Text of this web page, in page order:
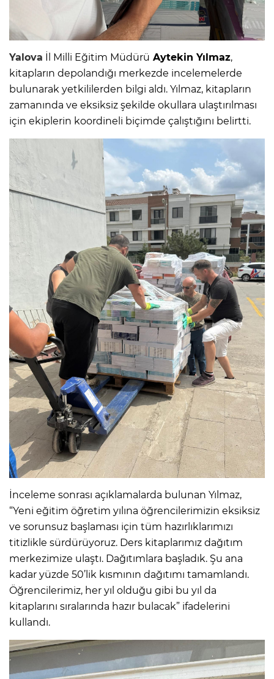
Yalova İl Milli Eğitim Müdürü Aytekin Yılmaz,
kitapların depolandığı merkezde incelemelerde
bulunarak yetkililerden bilgi aldı. Yılmaz, kitapların
zamanında ve eksiksiz şekilde okullara ulaştırılması
için ekiplerin koordineli biçimde çalıştığını belirtti.
İnceleme sonrası açıklamalarda bulunan Yılmaz,
“Yeni eğitim öğretim yılına öğrencilerimizin eksiksiz
ve sorunsuz başlaması için tüm hazırlıklarımızı
titizlikle sürdürüyoruz. Ders kitaplarımız dağıtım
merkezimize ulaştı. Dağıtımlara başladık. Şu ana
kadar yüzde 50’lik kısmının dağıtımı tamamlandı.
Öğrencilerimiz, her yıl olduğu gibi bu yıl da
kitaplarını sıralarında hazır bulacak” ifadelerini
kullandı.